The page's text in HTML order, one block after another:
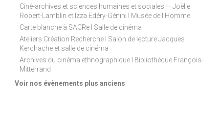
Ciné-archives et sciences humaines et sociales — Joëlle
Robert-Lamblin et Izza Edéry-Génini I Musée de l'Homme
Carte blanche à SACRe I Salle de cinéma
Ateliers Création Recherche I Salon de lecture Jacques
Kerchache et salle de cinéma
Archives du cinéma ethnographique I Bibliothèque François-
Mitterrand
Voir nos évènements plus anciens